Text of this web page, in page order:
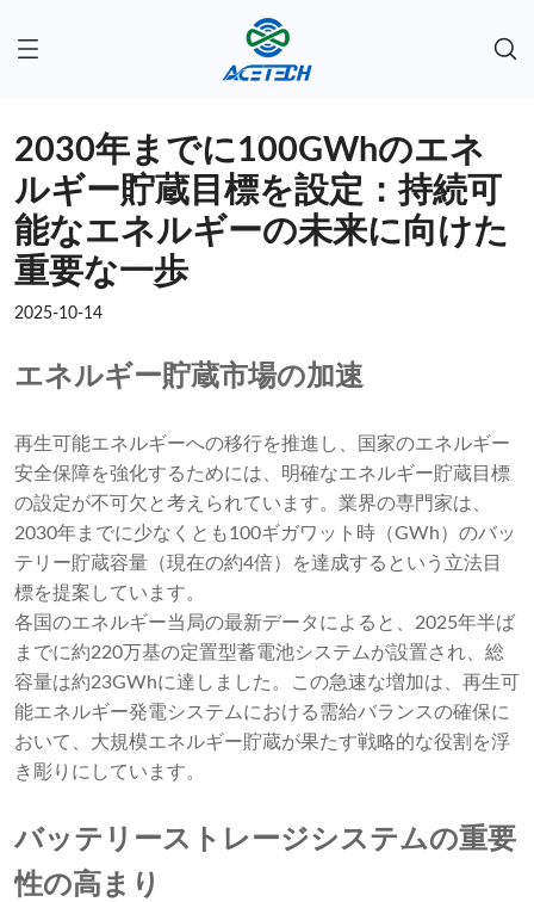
2030年までに100GWhのエネ
ルギー貯蔵目標を設定：持続可
能なエネルギーの未来に向けた
重要な一歩
2025-10-14
エネルギー貯蔵市場の加速
再生可能エネルギーへの移行を推進し、国家のエネルギー
安全保障を強化するためには、明確なエネルギー貯蔵目標
の設定が不可欠と考えられています。業界の専門家は、
2030年までに少なくとも100ギガワット時（GWh）のバッ
テリー貯蔵容量（現在の約4倍）を達成するという立法目
標を提案しています。
各国のエネルギー当局の最新データによると、2025年半ば
までに約220万基の定置型蓄電池システムが設置され、総
容量は約23GWhに達しました。この急速な増加は、再生可
能エネルギー発電システムにおける需給バランスの確保に
おいて、大規模エネルギー貯蔵が果たす戦略的な役割を浮
き彫りにしています。
バッテリーストレージシステムの重要
性の高まり